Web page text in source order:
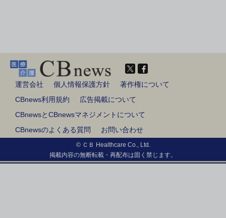
運営会社 個人情報保護方針
著作権について
CBnews利用規約
広告掲載について
CBnewsとCBnewsマネジメントについて
CBnewsのよくある質問
お問い合わせ
© ＣＢ Healthcare Co., Ltd.
掲載内容の無断転載・再配布は固く禁じます。